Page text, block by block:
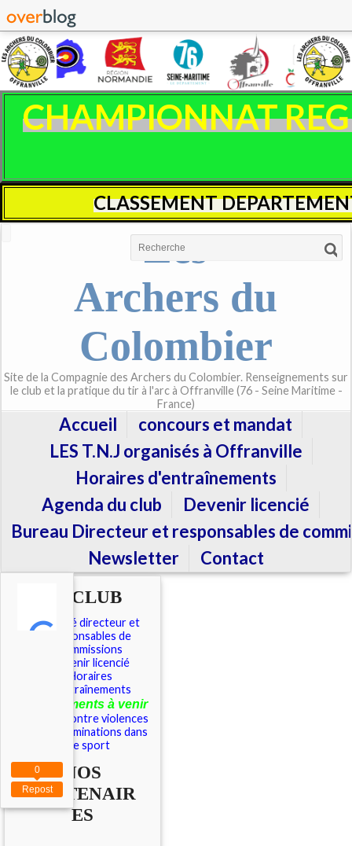
CHAMPIONNAT
CLASSEMENT
Les
Archers du
Colombier
Site de la Compagnie des Archers du Colombier. Renseignements sur
le club et la pratique du tir à l'arc à Offranville (76 - Seine Maritime -
France)
Accueil
concours et mandat
LES T.N.J organisés à Offranville
Horaires d'entraînements
Agenda du club
Devenir licencié
Bureau Directeur et responsables de
Newsletter
Contact
LE CLUB
Comité directeur et
responsables de
commissions
Devenir licencié
Horaires
d'entraînements
vénements à venir
Outils contre violences
et discriminations dans
le sport
NOS
PARTENAIR
ES
Repost
0